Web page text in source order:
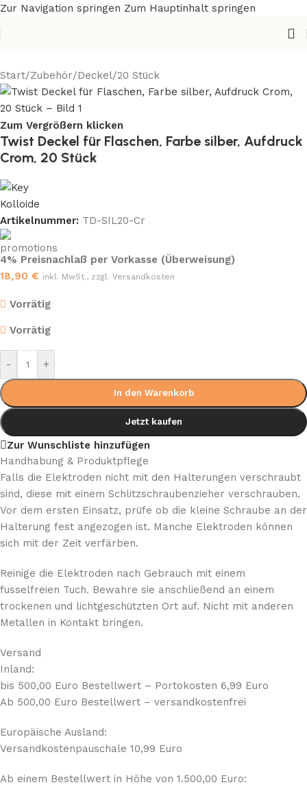
Zur Navigation springen Zum Hauptinhalt springen
Start/Zubehör/Deckel/20 Stück
Zum Vergrößern klicken
Twist Deckel für Flaschen, Farbe silber, Aufdruck
Crom, 20 Stück
Artikelnummer: TD-SIL20-Cr
4% Preisnachlaß per Vorkasse (Überweisung)
18,90 € inkl. MwSt., zzgl. Versandkosten
Vorrätig
Vorrätig
- +
In den Warenkorb
Jetzt kaufen
Zur Wunschliste hinzufügen
Handhabung & Produktpflege
Falls die Elektroden nicht mit den Halterungen verschraubt
sind, diese mit einem Schlitzschraubenzieher verschrauben.
Vor dem ersten Einsatz, prüfe ob die kleine Schraube an der
Halterung fest angezogen ist. Manche Elektroden können
sich mit der Zeit verfärben.
Reinige die Elektroden nach Gebrauch mit einem
fusselfreien Tuch. Bewahre sie anschließend an einem
trockenen und lichtgeschützten Ort auf. Nicht mit anderen
Metallen in Kontakt bringen.
Versand
Inland:
bis 500,00 Euro Bestellwert – Portokosten 6,99 Euro
Ab 500,00 Euro Bestellwert – versandkostenfrei
Europäische Ausland:
Versandkostenpauschale 10,99 Euro
Ab einem Bestellwert in Höhe von 1.500,00 Euro: